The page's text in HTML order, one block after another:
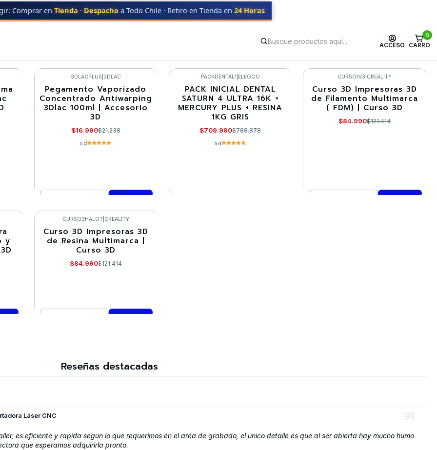
ACCESO
0
CARRO
Comprar en Tienda · Despacho a Todo Chile · Retiro en Tienda en 24 Horas
PACK IMPRESORAS 3D
-20%
3DLACPLUS 3DLAC
Pegamento Vaporizado
Concentrado Antiwarping
3Dlac 100ml | Accesorio
3D
$16.990$21.238
5.0
Comprar ahora
-10%
Agotado
PACKDENTAL1 ELEGOO
PACK INICIAL DENTAL
SATURN 4 ULTRA 16K +
MERCURY PLUS + RESINA
1KG GRIS
$709.990$788.878
5.0
-30%
CURSO1V3 CREALITY
Curso 3D Impresoras 3D
de Filamento Multimarca
( FDM) | Curso 3D
$84.990$121.414
y
-30%
CURSO3HALOT| CREALITY
Curso 3D Impresoras 3D
de Resina Multimarca |
Curso 3D
$84.990$121.414
Reseñas destacadas
Láser CNC
es eficiente y rapida segun lo que requerimos en el area de grabado, el unico detalle es que al ser abierta hay mucho humo
que esperamos adquirirla pronto.